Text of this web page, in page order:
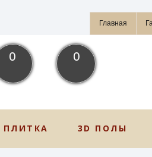
Главная
0 0
ПЛИТКА 3D ПОЛЫ